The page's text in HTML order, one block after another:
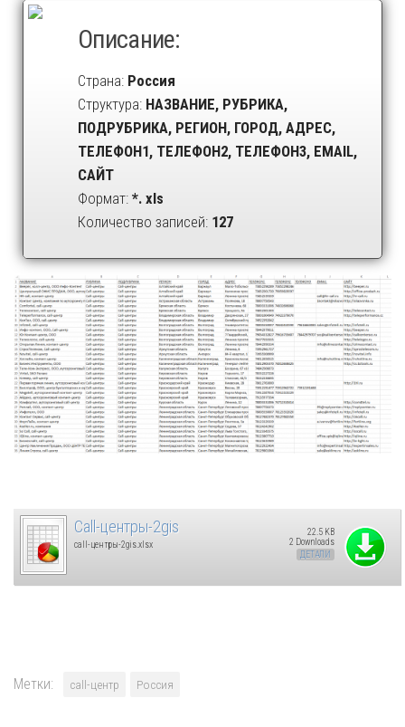
Описание:
Страна: Россия
Структура: НАЗВАНИЕ, РУБРИКА,
ПОДРУБРИКА, РЕГИОН, ГОРОД, АДРЕС,
ТЕЛЕФОН1, ТЕЛЕФОН2, ТЕЛЕФОН3, EMAIL,
САЙТ
Формат: *. xls
Количество записей: 127
Call-центры-2gis
call-центры-2gis.xlsx
22.5 KB
2 Downloads
ДЕТАЛИ
Метки: call-центр Россия